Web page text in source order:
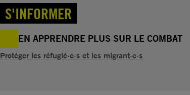
S'INFORMER
EN APPRENDRE PLUS SUR LE COMBAT
Protéger les réfugié·e·s et les migrant·e·s